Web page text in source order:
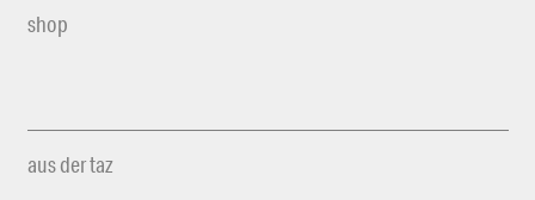
shop
aus der taz